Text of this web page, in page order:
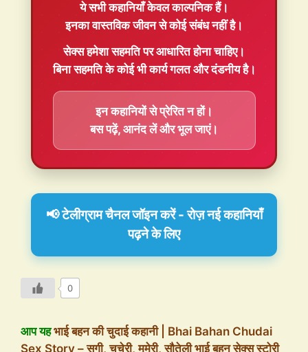
ये सभी कहानियाँकेवल काल्पनिकहैं।
इनका वास्तविक जीवन से कोई संबंध नहीं है।
सेक्स हमेशासहमतिपर आधारित होना चाहिए।
बिना सहमति के कोई भी कार्य गलत और दंडनीय है।
इन कहानियों से प्रेरित न हों।
बस पढ़ें, आनंद लें और भूल जाएं।
📢 टेलीग्राम चैनल जॉइन करें - रोज़ नई कहानियाँ
पढ़ने के लिए
0
आप यहभाई बहन की चुदाई कहानी | Bhai Bahan Chudai
Sex Story – सगी, चचेरी, ममेरी, सौतेली भाई बहन सेक्स स्टोरी